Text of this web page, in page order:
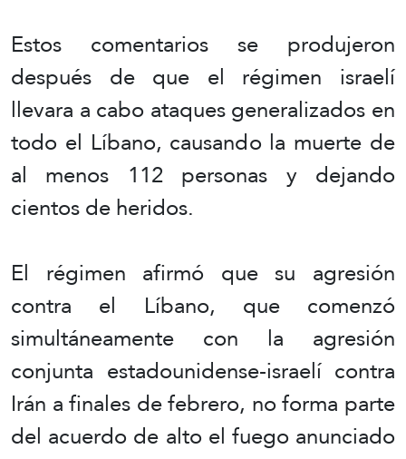
Estos comentarios se produjeron
después de que el régimen israelí
llevara a cabo ataques generalizados en
todo el Líbano, causando la muerte de
al menos 112 personas y dejando
cientos de heridos.
El régimen afirmó que su agresión
contra el Líbano, que comenzó
simultáneamente con la agresión
conjunta estadounidense-israelí contra
Irán a finales de febrero, no forma parte
del acuerdo de alto el fuego anunciado